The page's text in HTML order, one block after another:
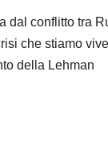
dal conflitto tra
che stiamo
della Lehman